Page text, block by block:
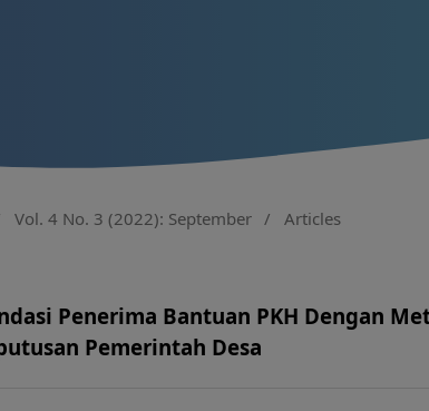
Vol. 4 No. 3 (2022): September / Articles
Penerima Bantuan PKH Dengan
Pemerintah Desa